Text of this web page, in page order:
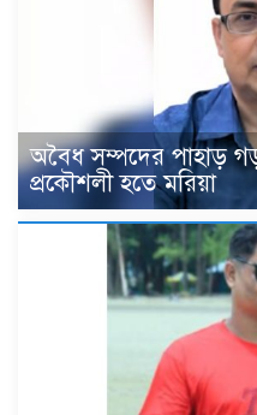
‎অবৈধ সম্পদের পাহাড়
প্রকৌশলী হতে মরিয়া